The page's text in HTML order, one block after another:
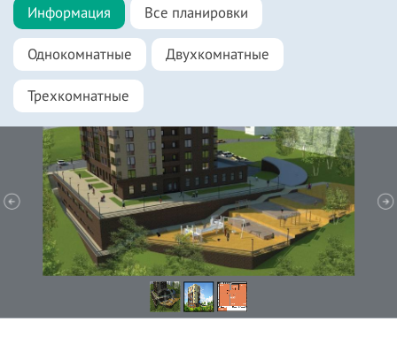
Информация Все планировки
Однокомнатные Двухкомнатные
Трехкомнатные